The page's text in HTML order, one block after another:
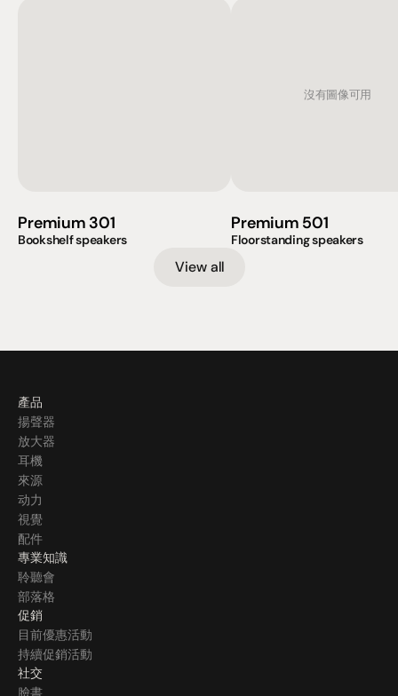
Premium 301
Bookshelf speakers
沒有圖像可用
Premium 501
Floorstanding speakers
View all
產品
揚聲器
放大器
耳機
來源
动力
視覺
配件
專業知識
聆聽會
部落格
促銷
目前優惠活動
持續促銷活動
社交
臉書